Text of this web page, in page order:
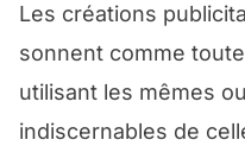
Les créations
sonnent comme
utilisant les mêmes
indiscernables de